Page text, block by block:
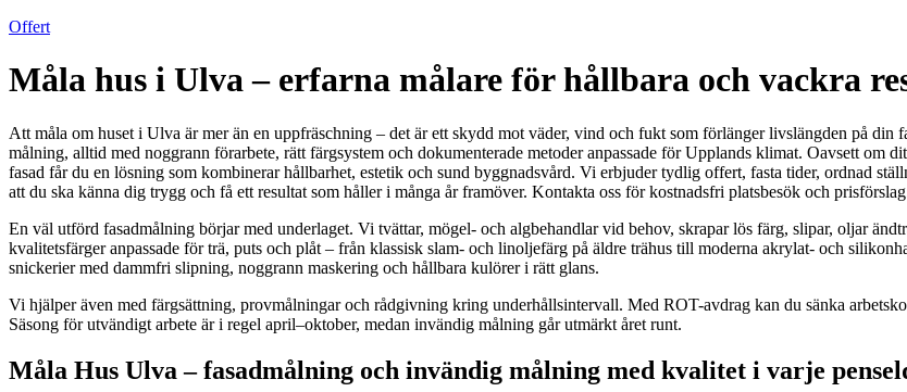
Offert
Måla hus i Ulva – erfarna målare för hållbara och vackra
Att måla om huset i Ulva är mer än en uppfräschning – det är ett skydd mot väder, vind och fukt som förlänger livslängden på
målning, alltid med noggrann förarbete, rätt färgsystem och dokumenterade metoder anpassade för Upplands klimat. Oavsett om
fasad får du en lösning som kombinerar hållbarhet, estetik och sund byggnadsvård. Vi erbjuder tydlig offert, fasta tider, ordnad
att du ska känna dig trygg och få ett resultat som håller i många år framöver. Kontakta oss för kostnadsfri platsbesök och
En väl utförd fasadmålning börjar med underlaget. Vi tvättar, mögel- och algbehandlar vid behov, skrapar lös färg, slipar, oljar
kvalitetsfärger anpassade för trä, puts och plåt – från klassisk slam- och linoljefärg på äldre trähus till moderna akrylat- och
snickerier med dammfri slipning, noggrann maskering och hållbara kulörer i rätt glans.
Vi hjälper även med färgsättning, provmålningar och rådgivning kring underhållsintervall. Med ROT-avdrag kan du sänka
Säsong för utvändigt arbete är i regel april–oktober, medan invändig målning går utmärkt året runt.
Måla Hus Ulva – fasadmålning och invändig målning med kvalitet i varje